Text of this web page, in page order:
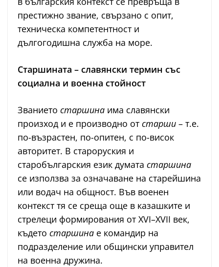
престижно звание, свързано с опит,
техническа компетентност и
дългогодишна служба на море.
Старшината – славянски термин със
социална и военна стойност
Званието старшина има славянски
произход и е производно отстарши – т.е.
по-възрастен, по-опитен, с по-висок
авторитет. В староруския и
старобългарския език думата старшина
се използва за означаване на старейшина
или водач на общност. Във военен
контекст тя се среща още в казашките и
стрелеци формирования от XVI–XVII век,
където старшина е командир на
подразделение или общински управител
на военна дружина.